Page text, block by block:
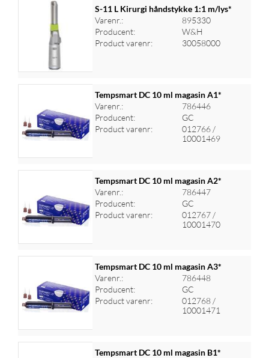
Log ind for at se priser
S-11 L Kirurgi håndstykke 1:1 m/lys*
Varenr.:
895330
Producent:
W&H
Product varenr:
30058000
Log ind for at se priser
Tempsmart DC 10 ml magasin A1*
Varenr.:
786446
Producent:
GC
Product varenr:
012766 /
10001469
Log ind for at se priser
Tempsmart DC 10 ml magasin A2*
Varenr.:
786447
Producent:
GC
Product varenr:
012767 /
10001470
Log ind for at se priser
Tempsmart DC 10 ml magasin A3*
Varenr.:
786448
Producent:
GC
Product varenr:
012768 /
10001471
Tempsmart DC 10 ml magasin B1*